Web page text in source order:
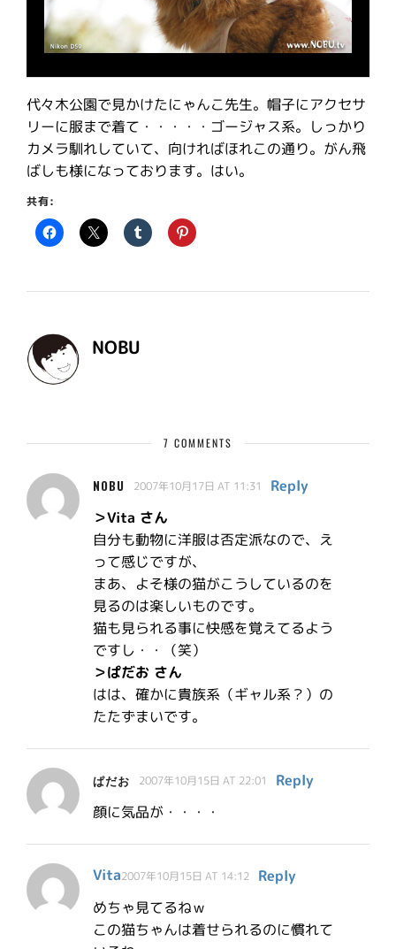
代々木公園で見かけたにゃんこ先生。帽子にアクセサ
リーに服まで着て・・・・・ゴージャス系。しっかり
カメラ馴れしていて、向ければほれこの通り。がん飛
ばしも様になっております。はい。
共有:
NOBU
7 COMMENTS
NOBU 2007年10月17日 AT 11:31
Reply
＞Vita さん
自分も動物に洋服は否定派なので、え
って感じですが、
まあ、よそ様の猫がこうしているのを
見るのは楽しいものです。
猫も見られる事に快感を覚えてるよう
ですし・・（笑）
＞ぱだお さん
はは、確かに貴族系（ギャル系？）の
たたずまいです。
ぱだお 2007年10月15日 AT 22:01
Reply
顔に気品が・・・・
Vita2007年10月15日 AT 14:12
Reply
めちゃ見てるねｗ
この猫ちゃんは着せられるのに慣れて